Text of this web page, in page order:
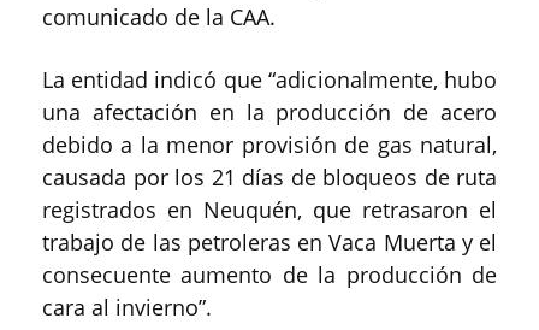
comunicado de la CAA.
La entidad indicó que “adicionalmente, hubo
una afectación en la producción de acero
debido a la menor provisión de gas natural,
causada por los 21 días de bloqueos de ruta
registrados en Neuquén, que retrasaron el
trabajo de las petroleras en Vaca Muerta y el
consecuente aumento de la producción de
cara al invierno”.